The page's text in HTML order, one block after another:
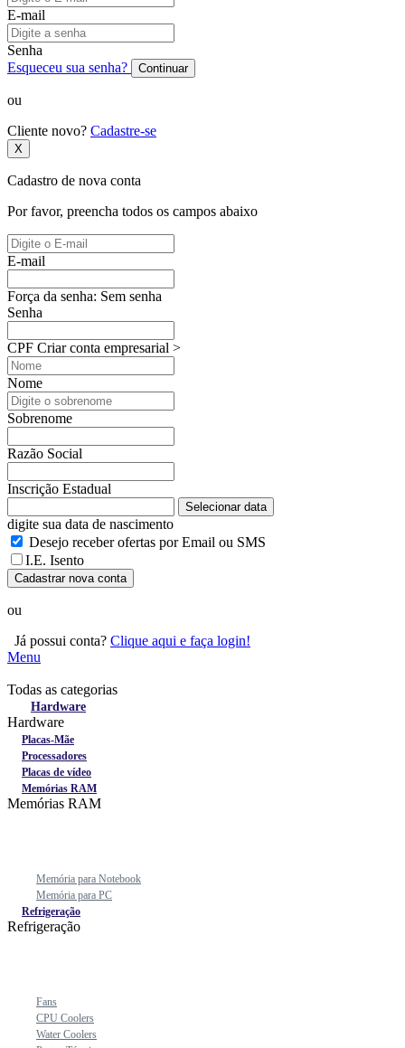
E-mail
Senha
Esqueceu sua senha?
Continuar
ou
Cliente novo? Cadastre-se
X
Cadastro de nova conta
Por favor, preencha todos os campos abaixo
E-mail
Força da senha: Sem senha
Senha
CPF Criar conta empresarial >
Nome
Sobrenome
Razão Social
Inscrição Estadual
Selecionar data
digite sua data de nascimento
Desejo receber ofertas por Email ou SMS
I.E. Isento
Cadastrar nova conta
ou
Já possui conta? Clique aqui e faça login!
Menu
Todas as categorias
Hardware
Hardware
Placas-Mãe
Processadores
Placas de vídeo
Memórias RAM
Memórias RAM
Memória para Notebook
Memória para PC
Refrigeração
Refrigeração
Fans
CPU Coolers
Water Coolers